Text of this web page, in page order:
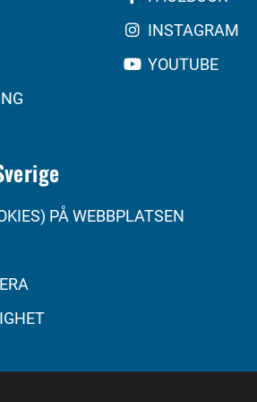
INSTAGRAM
YOUTUBE
PÅ WEBBPLATSEN